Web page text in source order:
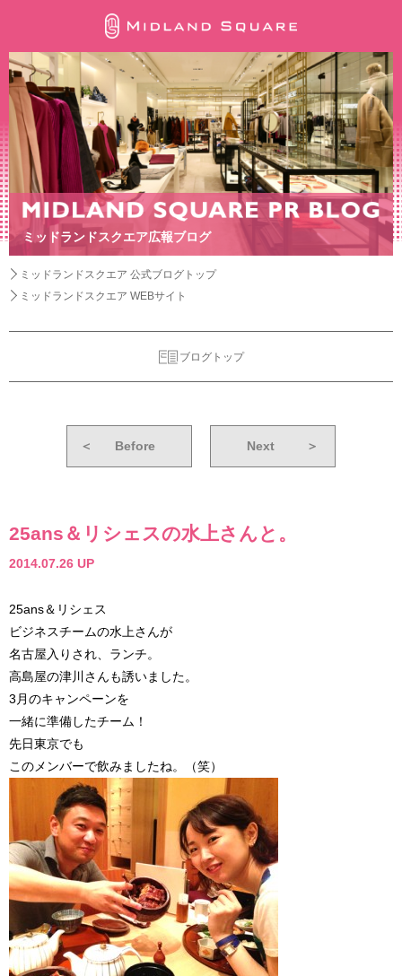
ミッドランドスクエア広報ブログ
ミッドランドスクエア 公式ブログトップ
ミッドランドスクエア WEBサイト
ブログトップ
＜ Before Next ＞
25ans＆リシェスの水上さんと。
2014.07.26 UP
25ans＆リシェス
ビジネスチームの水上さんが
名古屋入りされ、ランチ。
高島屋の津川さんも誘いました。
3月のキャンペーンを
一緒に準備したチーム！
先日東京でも
このメンバーで飲みましたね。（笑）